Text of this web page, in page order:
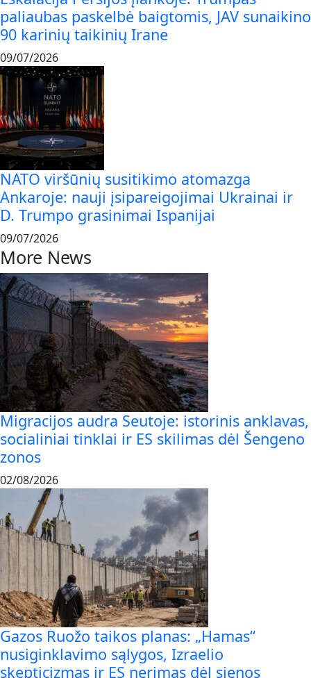
paliaubas paskelbė baigtomis, JAV sunaikino
90 karinių taikinių Irane
09/07/2026
NATO viršūnių susitikimo atomazga
Ankaroje: nauji įsipareigojimai Ukrainai ir
D. Trumpo grasinimai Ispanijai
09/07/2026
More News
Migracijos audra Seutoje: istorinis anklavas,
socialiniai tinklai ir ES skilimas dėl Šengeno
zonos
02/08/2026
Gazos Ruožo taikos planas: „Hamas“
nusiginklavimo sąlygos, Izraelio
skepticizmas ir ES nerimas dėl sienos